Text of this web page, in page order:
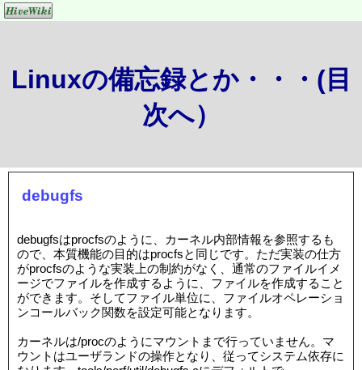
Linuxの備忘録とか・・・(目
次へ）
debugfs
debugfsはprocfsのように、カーネル内部情報を参照するも
ので、本質機能の目的はprocfsと同じです。ただ実装の仕方
がprocfsのような実装上の制約がなく、通常のファイルイメ
ージでファイルを作成するように、ファイルを作成すること
ができます。そしてファイル単位に、ファイルオペレーショ
ンコールバック関数を設定可能となります。
カーネルは/procのようにマウントまで行っていません。マ
ウントはユーザランドの操作となり、従ってシステム依存に